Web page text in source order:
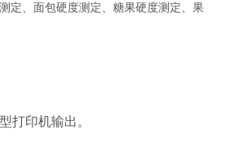
定、面包硬度测定、糖果硬度测定、果
打印机输出。